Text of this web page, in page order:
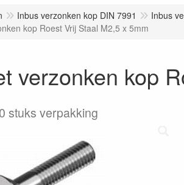
Inbus verzonken kop DIN 7991 Inbus
kop Roest Vrij Staal M2,5 x 5mm
verzonken kop
stuks verpakking